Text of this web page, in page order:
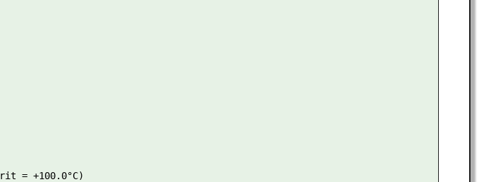
= +100.0°C)